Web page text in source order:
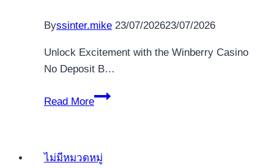
Byssinter.mike 23/07/202623/07/2026
Unlock Excitement with the Winberry Casino
No Deposit B…
Read More
Unlock
Winberry
ไม่มีหมวดหมู่